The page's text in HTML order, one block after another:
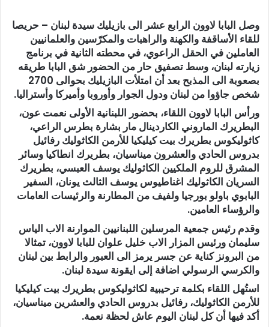
وصل البابا لاوون الرابع عشر الى بازيليك سيدة لبنان – حريصا
للقاء الأساقفة والكهنة والراهبات والمكرّسين والعلمانيين
العاملين في الحقل الراعوي، في محطته الثانية في برنامج
زيارته لبنان، وسط تصفيق حار من الحضور شق البابا طريقه
بصعوبة الى المذبح بعد أن امتلأت البازيليك بحوالى 2700
شخص جاؤوا من لبنان ودول الجوار وأوروبا وأميركا وأستراليا.
ورأس البابا لاوون اللقاء، بحضور اللبنانية الأولى نعمت عون،
البطريرك الماروني الكاردينال مار بشارة بطرس الراعي،
كاثوليكوس بطريرك بيت كيليكيا للأرمن الكاثوليك رفائيل
بدروس الحادي والعشرون ميناسيان، بطريرك انطاكيا وسائر
المشرق للروم الملكيين الكاثوليك يوسف العبسي، بطريرك
السريان الكاثوليك اغناطيوس يوسف الثالث يونان، السفير
البابوي باولو بورجيا ولفيف من المطارنة والرئيسات العامات
والرؤساء العامين.
وقدم رئيس جمعية المرسلين اللبنانيين الموارنة الاب الياس
سليمان ورئيس المزار الاب خليل علوان للبابا لاوون، تمثالا
من البرونز كناية عن جسر يرمز الى العبور والرابط بين لبنان
والكرسي الرسولي اضافة إلى ايقونة سيدة لبنان.
استُهل اللقاء بكلمة ترحيبية لكاثوليكوس بطريرك بيت كيليكيا
للأرمن الكاثوليك، رفائيل بدروس الحادي والعشرين ميناسيان،
أكد فيها أن كل لبنان اليوم عاش لحظة نعمة.